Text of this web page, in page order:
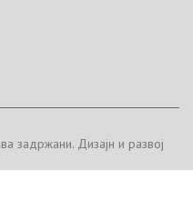
задржани. Дизајн и развој